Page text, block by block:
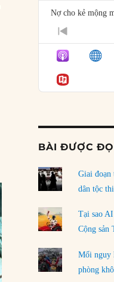
Nợ cho kẻ mộng
giới hạn của việc
Mỹ Latinh đang
của phe cánh hữu
04/08/2026
Ngoại trưởng
Dương
03/08/2026
Đặt cược vào
hiểm quốc gia và
02/08/2026
Làm thế nào để
BÀI ĐƯỢC
Giai đoạn
dân tộc
Tại sao
Cộng sản
Mối nguy
phòng